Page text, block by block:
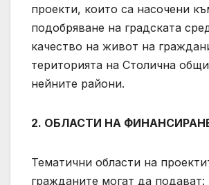
проекти, които са насочени
подобряване на градската
качество на живот на
територията на Столична
нейните райони.
2. ОБЛАСТИ НА
Тематични области на
гражданите могат да подават: